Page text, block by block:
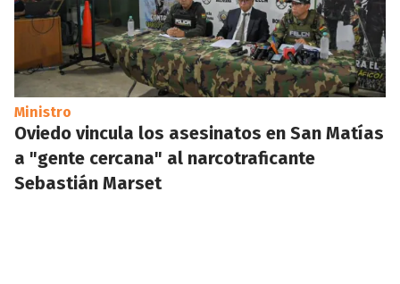
Ministro
Oviedo vincula los asesinatos en San Matías
a "gente cercana" al narcotraficante
Sebastián Marset